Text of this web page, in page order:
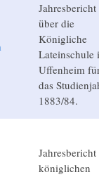
Jahresbericht
über die
Königliche
Lateinschule
Uffenheim
das
1883/84.
Jahresbericht
königlichen